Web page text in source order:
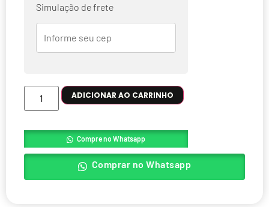
Simulação de frete
ADICIONAR AO CARRINHO
Compre no Whatsapp
Comprar no Whatsapp